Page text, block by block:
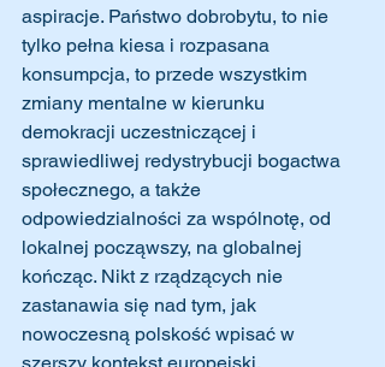
aspiracje. Państwo dobrobytu, to nie
tylko pełna kiesa i rozpasana
konsumpcja, to przede wszystkim
zmiany mentalne w kierunku
demokracji uczestniczącej i
sprawiedliwej redystrybucji bogactwa
społecznego, a także
odpowiedzialności za wspólnotę, od
lokalnej począwszy, na globalnej
kończąc. Nikt z rządzących nie
zastanawia się nad tym, jak
nowoczesną polskość wpisać w